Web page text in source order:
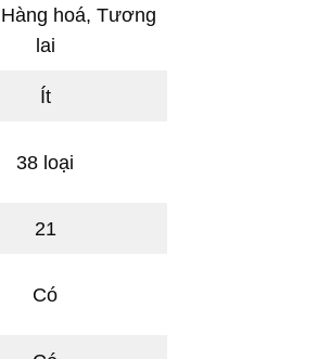
hoá, Tương
lai
Ít
38 loại
21
Có